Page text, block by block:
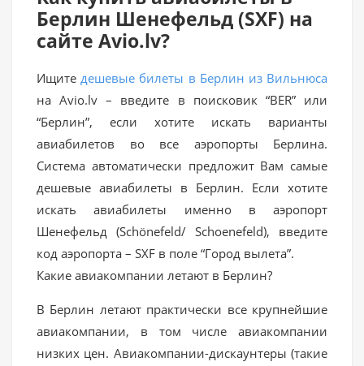
Берлин Шенефельд (SXF) на
сайте Avio.lv?
Ищитедешевые билеты в Берлин из Вильнюса
на Avio.lv – введите в поисковик “BER” или
“Берлин”, если хотите искать варианты
авиабилетов во все аэропорты Берлина.
Система автоматически предложит Вам самые
дешевые авиабилеты в Берлин. Если хотите
искать авиабилеты именно в аэропорт
Шенефельд (Schönefeld/ Schoenefeld), введите
код аэропорта – SXF в поле “Город вылета”.
Какие авиакомпании летают в Берлин?
В Берлин летают практически все крупнейшие
авиакомпании, в том числе авиакомпании
низких цен. Авиакомпании-дискаунтеры (такие